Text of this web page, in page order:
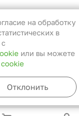
Вы
чтобы
вас об
на обработку
в
или вы можете
Отклонить